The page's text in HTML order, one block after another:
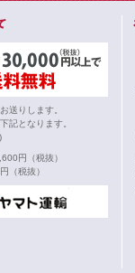
送りします。
記となります。
円（税抜）
（税抜）